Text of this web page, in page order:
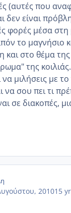
(αυτές που
δεν είναι
φορές μέσα στη
το μαγνήσιο
και στο θέμα
της κοιλιάς.
μιλήσεις με
σου πει τι
σε διακοπές,
201015 yr